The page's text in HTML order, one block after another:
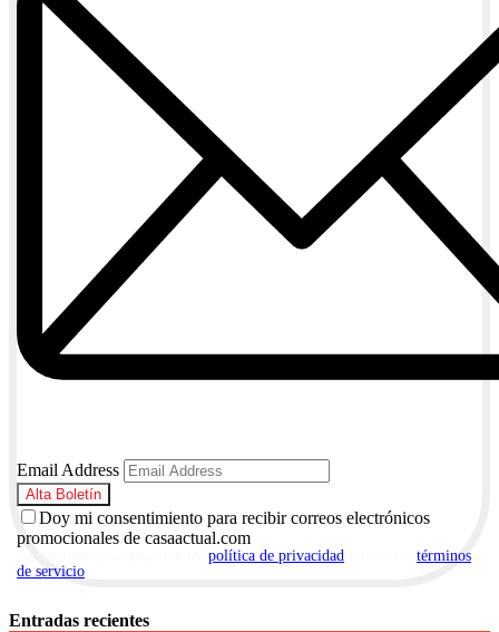
Email Address
Doy mi consentimiento para recibir correos electrónicos
promocionales de casaactual.com
política de privacidad
términos
de servicio
Entradas recientes